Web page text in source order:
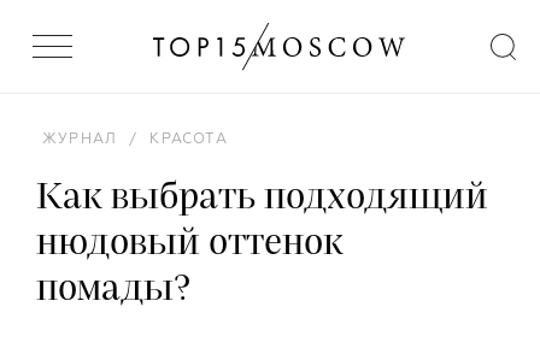
ЖУРНАЛ / КРАСОТА
Как выбрать подходящий
нюдовый оттенок
помады?